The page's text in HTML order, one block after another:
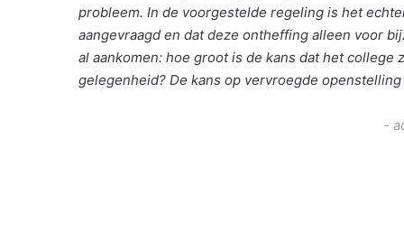
probleem. In de voorgestelde regeling is het
aangevraagd en dat deze ontheffing alleen voor
al aankomen: hoe groot is de kans dat het
gelegenheid? De kans op vervroegde openstelling
-